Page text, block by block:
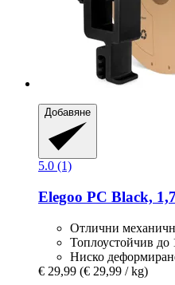
Добавяне
5.0 (1)
Elegoo PC Black,
Отлични
Топлоустойчив до
Ниско
€ 29,99 (€ 29,99 / kg)